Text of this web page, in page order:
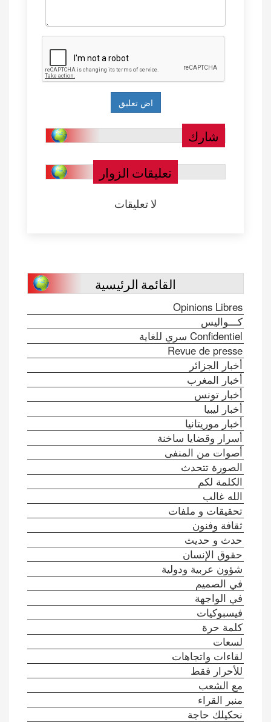
شارك
تعليقات الزوار
لا تعليقات
القائمة الرئيسية
Opinions Libres
كـــواليس
Confidentiel سري للغاية
Revue de presse
أخبار الجزائر
أخبار المغرب
أخبار تونس
أخبار ليبيا
أخبار موريتانيا
أسرار وقضايا ساخنة
أصوات من المنفى
الصورة تتحدث
الكلمة لكم
الله غالب
تحقيقات و ملفات
ثقافة وفنون
حدث و حديث
حقوق الإنسان
شؤون عربية ودولية
في الصميم
في الواجهة
فيسبوكيات
كلمة حرة
لسعات
لقاءات واتجاهات
للأحرار فقط
مع الشعب
منبر القراء
نحكيلك حاجة